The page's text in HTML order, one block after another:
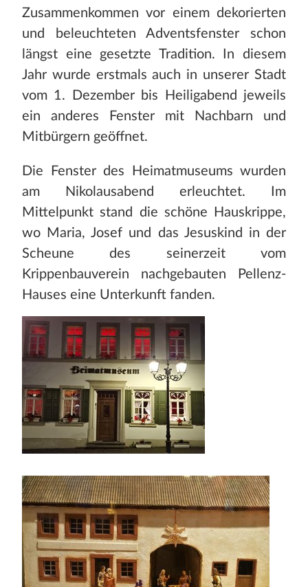
Zusammenkommen vor einem dekorierten
und beleuchteten Adventsfenster schon
längst eine gesetzte Tradition. In diesem
Jahr wurde erstmals auch in unserer Stadt
vom 1. Dezember bis Heiligabend jeweils
ein anderes Fenster mit Nachbarn und
Mitbürgern geöffnet.
Die Fenster des Heimatmuseums wurden
am Nikolausabend erleuchtet. Im
Mittelpunkt stand die schöne Hauskrippe,
wo Maria, Josef und das Jesuskind in der
Scheune des seinerzeit vom
Krippenbauverein nachgebauten Pellenz-
Hauses eine Unterkunft fanden.